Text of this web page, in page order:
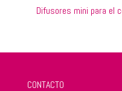
Difusores mini para el
CONTACTO